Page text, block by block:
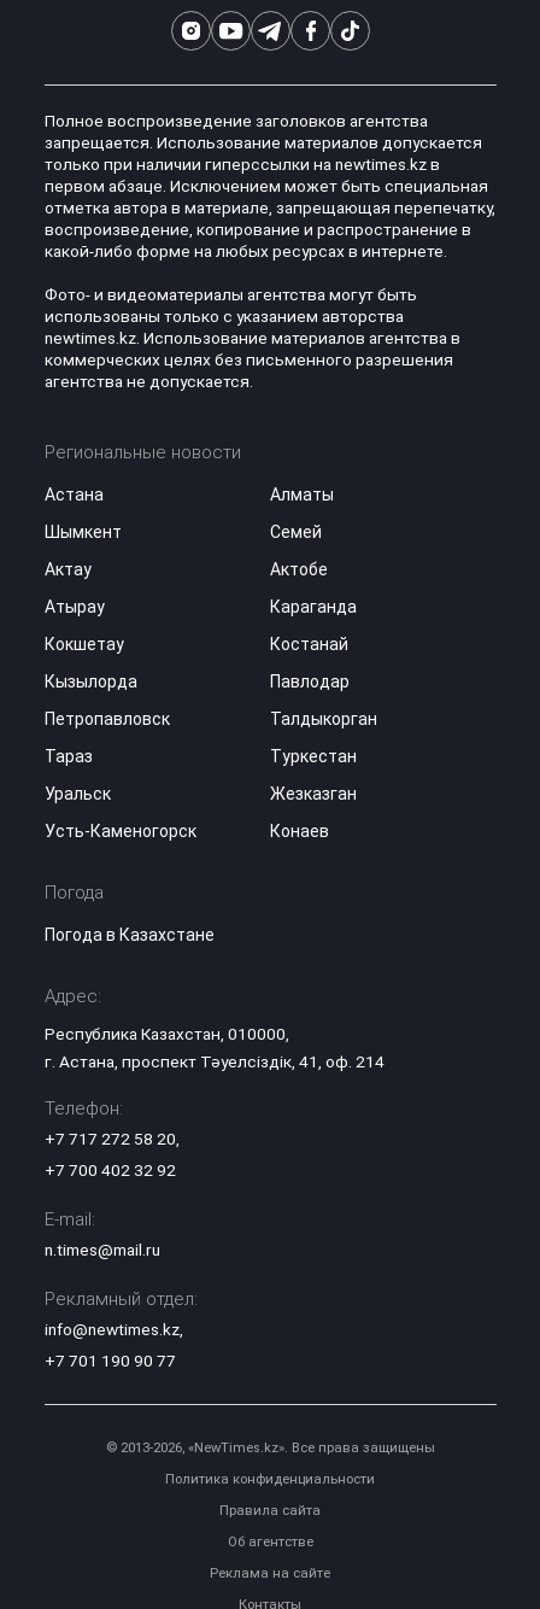
Полное воспроизведение заголовков агентства
запрещается. Использование материалов допускается
только при наличии гиперссылки на newtimes.kz в
первом абзаце. Исключением может быть специальная
отметка автора в материале, запрещающая перепечатку,
воспроизведение, копирование и распространение в
какой-либо форме на любых ресурсах в интернете.
Фото- и видеоматериалы агентства могут быть
использованы только с указанием авторства
newtimes.kz. Использование материалов агентства в
коммерческих целях без письменного разрешения
агентства не допускается.
Региональные новости
Астана
Алматы
Шымкент
Семей
Актау
Актобе
Атырау
Караганда
Кокшетау
Костанай
Кызылорда
Павлодар
Петропавловск
Талдыкорган
Тараз
Туркестан
Уральск
Жезказган
Усть-Каменогорск
Конаев
Погода
Погода в Казахстане
Адрес:
Республика Казахстан, 010000,
г. Астана, проспект Тәуелсіздік, 41, оф. 214
Телефон:
+7 717 272 58 20
+7 700 402 32 92
E-mail:
n.times@mail.ru
Рекламный отдел:
info@newtimes.kz,
+7 701 190 90 77
© 2013-2026, «NewTimes.kz». Все права защищены
Политика конфиденциальности
Правила сайта
Об агентстве
Реклама на сайте
Контакты